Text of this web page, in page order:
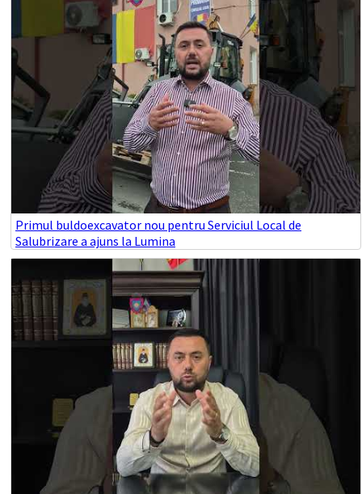
Primul buldoexcavator nou pentru Serviciul Local de
Salubrizare a ajuns la Lumina